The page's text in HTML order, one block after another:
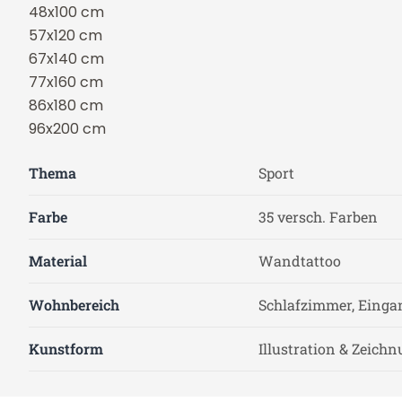
48x100 cm
57x120 cm
67x140 cm
77x160 cm
86x180 cm
96x200 cm
Thema Sport
Farbe 35 versch. Farben
Material Wandtattoo
Wohnbereich Schlafzimmer,
Kunstform Illustration &